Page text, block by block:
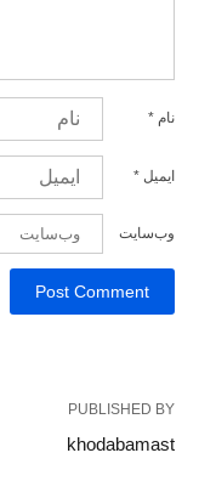
نام *
ایمیل *
وب‌سایت
PUBLISHED BY
khodabamast